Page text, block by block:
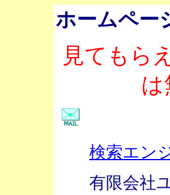
ホームペ
見てもら
は
検索エン
有限会社ユ